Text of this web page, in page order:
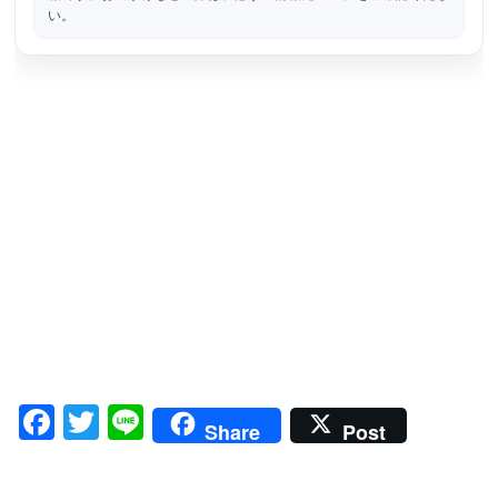
い。
Facebook
Twitter
LineShare Post